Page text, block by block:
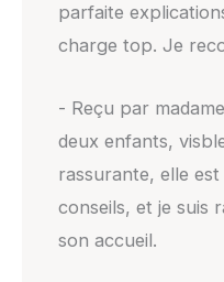
parfaite
charge top. Je
- Reçu par
deux enfants,
rassurante, elle
conseils, et je suis
son accueil.